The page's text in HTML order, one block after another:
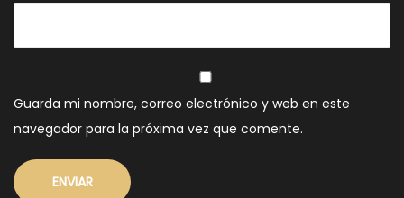
Guarda mi nombre, correo electrónico y web en este
navegador para la próxima vez que comente.